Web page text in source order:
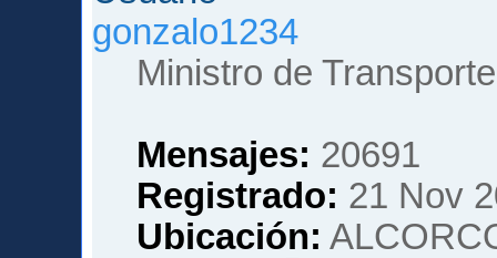
gonzalo1234
Ministro de Transporte
Mensajes: 20691
Registrado: 21 Nov
Ubicación: